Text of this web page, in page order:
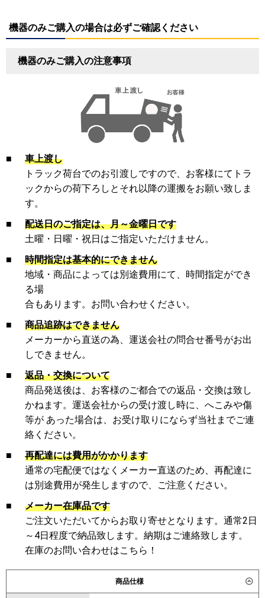
機器のみご購入の場合は必ずご確認ください
機器のみご購入の注意事項
■
車上渡し
トラック荷台でのお引渡しですので、お客様にてトラ
ックからの荷下ろしとそれ以降の運搬をお願い致しま
す。
■
配送日のご指定は、月～金曜日です
土曜・日曜・祝日はご指定いただけません。
■
時間指定は基本的にできません
地域・商品によっては別途費用にて、時間指定ができ
る場
合もあります。お問い合わせください。
■
商品追跡はできません
メーカーから直送の為、運送会社の問合せ番号がお出
しできません。
■
返品・交換について
商品発送後は、お客様のご都合での返品・交換は致し
かねます。運送会社からの受け渡し時に、へこみや傷
等が あった場合は、お受け取りにならず当社までご連
絡ください。
■
再配達には費用がかかります
通常の宅配便ではなくメーカー直送のため、再配達に
は別途費用が発生しますので、ご注意ください。
■
メーカー在庫品です
ご注文いただいてからお取り寄せとなります。通常2日
～4日程度で納品致します。納期はご連絡致します。
在庫のお問い合わせはこちら！
商品仕様